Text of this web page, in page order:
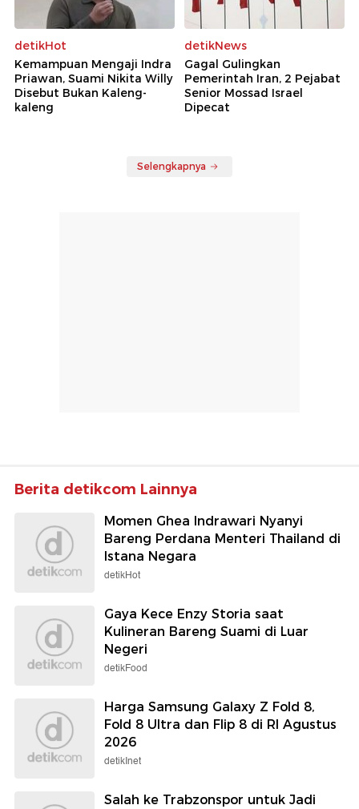
detikHot
Kemampuan Mengaji Indra
Priawan, Suami Nikita Willy
Disebut Bukan Kaleng-
kaleng
detikNews
Gagal Gulingkan
Pemerintah Iran, 2 Pejabat
Senior Mossad Israel
Dipecat
Selengkapnya
Berita detikcom Lainnya
Momen Ghea Indrawari Nyanyi
Bareng Perdana Menteri Thailand di
Istana Negara
detikHot
Gaya Kece Enzy Storia saat
Kulineran Bareng Suami di Luar
Negeri
detikFood
Harga Samsung Galaxy Z Fold 8,
Fold 8 Ultra dan Flip 8 di RI Agustus
2026
detikInet
Salah ke Trabzonspor untuk Jadi